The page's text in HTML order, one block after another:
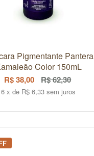
Pigmentante Pantera
Color 150mL
R$ 38,00 R$ 62,30
6 x de R$ 6,33 sem juros